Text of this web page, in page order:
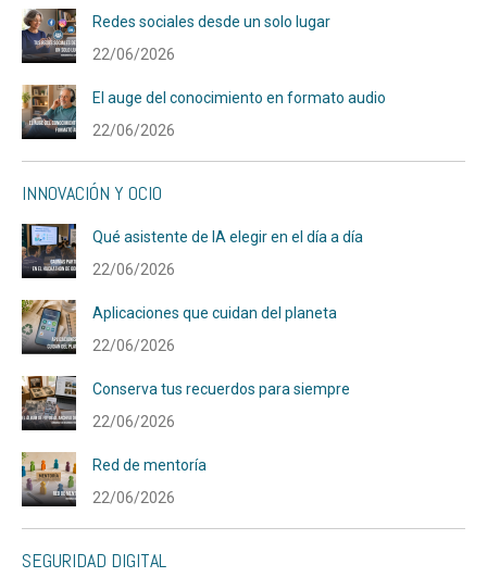
Redes sociales desde un solo lugar
22/06/2026
El auge del conocimiento en formato audio
22/06/2026
INNOVACIÓN Y OCIO
Qué asistente de IA elegir en el día a día
22/06/2026
Aplicaciones que cuidan del planeta
22/06/2026
Conserva tus recuerdos para siempre
22/06/2026
Red de mentoría
22/06/2026
SEGURIDAD DIGITAL